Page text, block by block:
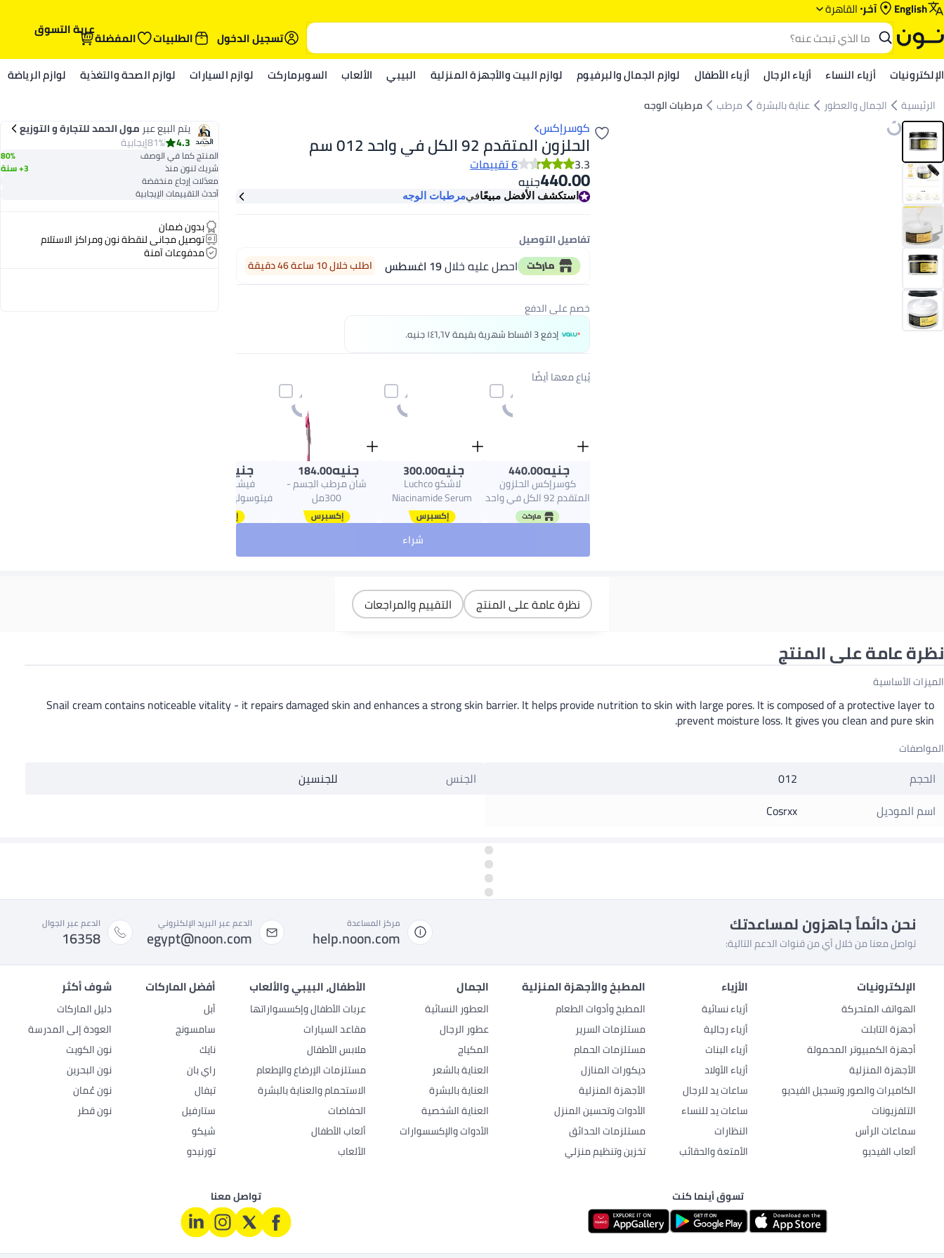
English آخر القاهرة
تسجيل الدخول
الطلبيات المفضلةعربة التسوق
الإلكترونيات أزياء النساء أزياء الرجال أزياء الأطفال لوازم الجمال والبرفيوم لوازم البيت والأجهزة المنزلية البيبي الألعاب السوبرماركت لوازم السيارات لوازم الصحة والتغذية لوازم الرياضة
الرئيسية الجمال والعطور عناية بالبشرة مرطب مرطبات الوجه
كوسرإكس
الحلزون المتقدم 92 الكل في واحد 012 سم
3.3
6 تقييمات
جنيه440.00
استكشف الأفضل مبيعًافيمرطبات الوجه
تفاصيل التوصيل
احصل عليه خلال19 اغسطس اطلب خلال 10 ساعة 46 دقيقة
خصم على الدفع
إدفع 3 اقساط شهرية بقيمة ١٤٦٫٦٧ جنيه.
يُباع معها أيضًا
جنيه440.00
كوسرإكس الحلزون
المتقدم 92 الكل في واحد
012 سم
جنيه300.00
لاشكو Luchco
Niacinamide Serum
جنيه184.00
شان مرطب الجسم -
300مل
جنيه
فيشي نورماديرم
فيتوسوليوشن جل منظف
للبشرة الدهنية المعرضة
لحب الشباب بحمض
شراء
يتم البيع عبر مول الحمد للتجارة و التوزيع
4.3
81%إيجابية
المنتج كما في الوصف 80%
شريك لنون منذ 3+ سنة
معدّلات إرجاع منخفضة
أحدث التقييمات الإيجابية
بدون ضمان
توصيل مجاني لنقطة نون ومراكز الاستلام
مدفوعات آمنة
نظرة عامة على المنتج التقييم والمراجعات
نظرة عامة على المنتج
الميزات الأساسية
Snail cream contains noticeable vitality - it repairs damaged skin and enhances a strong skin barrier. It helps provide nutrition to skin with large pores. It is composed of a protective layer to
prevent moisture loss. It gives you clean and pure skin.
المواصفات
الحجم
012
اسم الموديل
Cosrxx
الجنس للجنسين
نحن دائماً جاهزون لمساعدتك
تواصل معنا من خلال أي من قنوات الدعم التالية:
مركز المساعدة
help.noon.com
الدعم عبر البريد الإلكتروني
egypt@noon.com
الدعم عبر الجوال
16358
الإلكترونيات
الهواتف المتحركة
أجهزة التابلت
أجهزة الكمبيوتر المحمولة
الأجهزة المنزلية
الكاميرات والصور وتسجيل الفيديو
التلفزيونات
سماعات الرأس
ألعاب الفيديو
الأزياء
أزياء نسائية
أزياء رجالية
أزياء البنات
أزياء الأولاد
ساعات يد للرجال
ساعات يد للنساء
النظارات
الأمتعة والحقائب
المطبخ والأجهزة المنزلية
المطبخ وأدوات الطعام
مستلزمات السرير
مستلزمات الحمام
ديكورات المنازل
الأجهزة المنزلية
الأدوات وتحسين المنزل
مستلزمات الحدائق
تخزين وتنظيم منزلي
الجمال
العطور النسائية
عطور الرجال
المكياج
العناية بالشعر
العناية بالبشرة
العناية الشخصية
الأدوات والإكسسوارات
الأطفال، البيبي والألعاب
عربات الأطفال وإكسسواراتها
مقاعد السيارات
ملابس الأطفال
مستلزمات الإرضاع والإطعام
الاستحمام والعناية بالبشرة
الحفاضات
ألعاب الأطفال
الألعاب
أفضل الماركات
أبل
سامسونج
نايك
راي بان
تيفال
ستارفيل
شيكو
تورنيدو
شوف أكثر
دليل الماركات
العودة إلى المدرسة
نون الكويت
نون البحرين
نون عُمان
نون قطر
تسوق أينما كنت تواصل معنا